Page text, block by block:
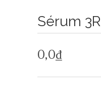
Sérum 3R
0,0₫